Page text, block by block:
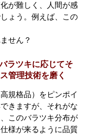
が難しく、人間が感
ょう。例えば、この
せん？
ラツキに応じてそ
管理技術を磨く
規格品）をピンポイ
きますが、それがな
このバラツキ分布が
様が来るように品質